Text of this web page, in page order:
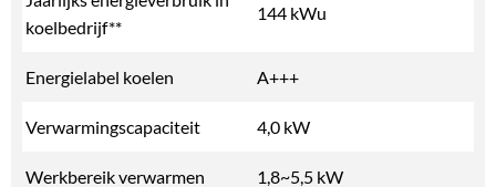
koelbedrijf**
144 kWu
Energielabel koelen A+++
Verwarmingscapaciteit 4,0 kW
Werkbereik verwarmen 1,8~5,5 kW